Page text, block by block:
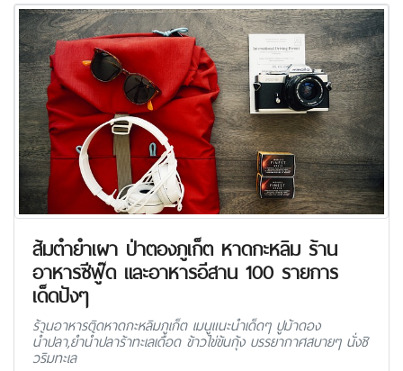
ส้มตำยำเผา ป่าตองภูเก็ต หาดกะหลิม ร้าน
อาหารซีฟู๊ด และอาหารอีสาน 100 รายการ
เด็ดปังๆ
ร้านอาหารติดหาดกะหลิมภูเก็ต เมนูแนะนำเด็ดๆ ปูม้าดอง
น้ำปลา,ยำน้ำปลาร้าทะเลเดือด ข้าวไข่ข้นกุ้ง บรรยากาศสบายๆ นั่งชิ
วริมทะเล